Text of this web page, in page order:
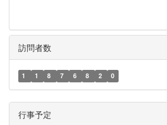
訪問者数
1 1 8 7 6 8 2 0
行事予定